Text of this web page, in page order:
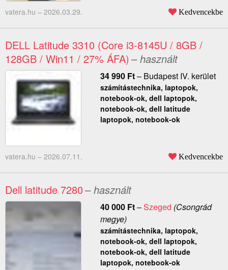
vatera.hu – 2026.03.29. Kedvencekbe
DELL Latitude 3310 (Core i3-8145U / 8GB /
128GB / Win11 / 27% ÁFA) – használt
34 990 Ft– Budapest IV. kerület
számítástechnika, laptopok,
notebook-ok, dell laptopok,
notebook-ok, dell latitude
laptopok, notebook-ok
vatera.hu – 2026.07.11. Kedvencekbe
Dell latitude 7280– használt
40 000 Ft–Szeged (Csongrád
megye)
számítástechnika, laptopok,
notebook-ok, dell laptopok,
notebook-ok, dell latitude
laptopok, notebook-ok